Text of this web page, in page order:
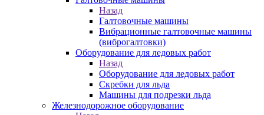
Назад
Галтовочные машины
Вибрационные галтовочные машины
(виброгалтовки)
Оборудование для ледовых работ
Назад
Оборудование для ледовых работ
Скребки для льда
Машины для подрезки льда
Железнодорожное оборудование